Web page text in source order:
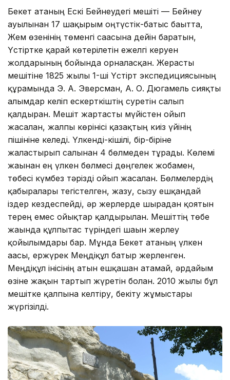
Бекет атаның Ескi Бейнеудегi мешiтi — Бейнеу
ауылынан 17 шақырым оңтүстiк-батыс бағытта,
Жем өзенінің төменгі сағасына дейін баратын,
Үстіртке қарай көтерілетін ежелгі керуен
жолдарының бойында орналасқан. Жерасты
мешітіне 1825 жылғы 1-ші Үстірт экспедициясының
құрамында Э. А. Эверсман, А. О. Дюгамель сияқты
ғалымдар келіп ескерткіштің суретін салып
қалдырған. Мешiт жартасты мүйiстен ойып
жасалған, жалпы көрiнiсi қазақтың киiз үйiнiң
пiшiнiне келедi. Үлкендi-кiшiлi, бiр-бiрiне
жалғастырып салынған 4 бөлмеден тұрады. Көлемi
жағынан ең үлкен бөлмесi дөңгелек жобамен,
төбесi күмбез тәрiздi ойып жасалған. Бөлмелердiң
қабырғалары тегiстелген, жазу, сызу ешқандай
iздер кездеспейдi, әр жерлерде шырағдан қоятын
терең емес ойықтар қалдырылған. Мешіттің төбе
жағында құлпытас түріндегі шағын жерлеу
қойылымдары бар. Мұнда Бекет атаның үлкен
ағасы, ержүрек Меңдіқұл батыр жерленген.
Меңдіқұл інісінің атын ешқашан атамай, әрдайым
өзіне жақын тартып жүретін болған. 2010 жылы бұл
мешітке қалпына келтіру, бекіту жұмыстары
жүргізілді.